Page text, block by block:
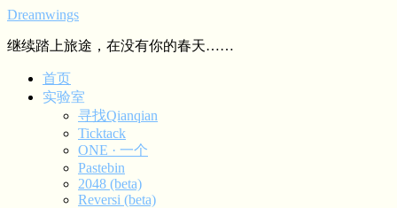
Dreamwings
继续踏上旅途，在没有你的春天……
首页
实验室
寻找Qianqian
Ticktack
ONE · 一个
Pastebin
2048 (beta)
Reversi (beta)